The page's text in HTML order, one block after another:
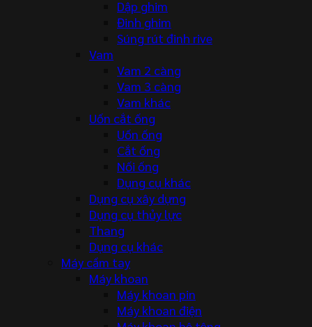
Dập ghim
Đinh ghim
Súng rút đinh rive
Vam
Vam 2 càng
Vam 3 càng
Vam khác
Uốn cắt ống
Uốn ống
Cắt ống
Nối ống
Dụng cụ khác
Dụng cụ xây dựng
Dụng cụ thủy lực
Thang
Dụng cụ khác
Máy cầm tay
Máy khoan
Máy khoan pin
Máy khoan điện